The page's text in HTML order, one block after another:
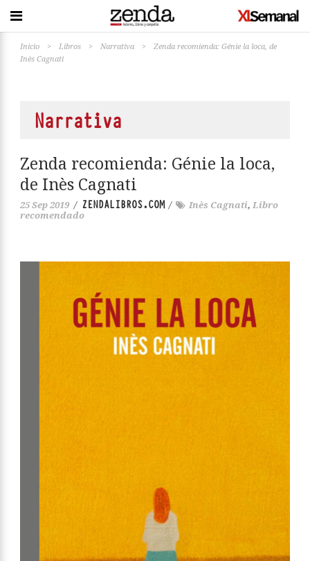
Inicio > Libros > Narrativa >
Zenda recomienda: Génie la loca, de
Inès Cagnati
Narrativa
Zenda recomienda: Génie la loca,
de Inès Cagnati
25 Sep 2019 / ZENDALIBROS.COM/ Inès Cagnati, Libro
recomendado